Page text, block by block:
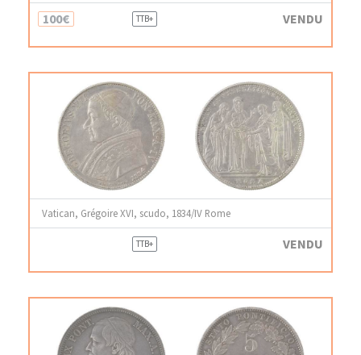
100€ TTB+ VENDU
Vatican, Grégoire XVI, scudo, 1834/IV Rome
TTB+ VENDU